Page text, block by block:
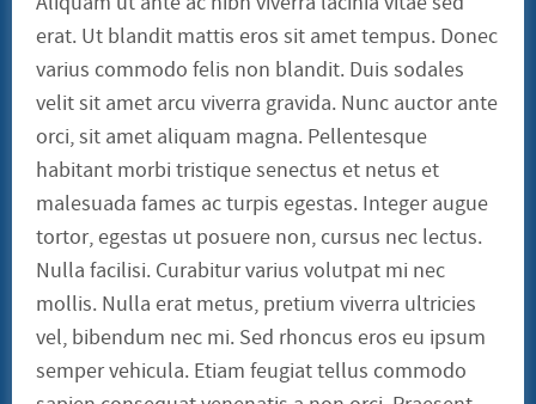
SENTENZE
CONSUMATORI
GALLERIA NICOLA DANIORE
ARTISTI
TRADIZIONI GASTRONOMICHE
CONVENZIONI
STAMPE LITOGRAFIE E SERIGRAFIE
ARCHITETTI
TERMOIDRAULICA
FINANZIAMENTI
CONVEGNO 22 LUGLIO 2011
CONTATTI
erat. Ut blandit mattis eros sit amet tempus. Donec
varius commodo felis non blandit. Duis sodales
velit sit amet arcu viverra gravida. Nunc auctor ante
orci, sit amet aliquam magna. Pellentesque
habitant morbi tristique senectus et netus et
malesuada fames ac turpis egestas. Integer augue
tortor, egestas ut posuere non, cursus nec lectus.
Nulla facilisi. Curabitur varius volutpat mi nec
mollis. Nulla erat metus, pretium viverra ultricies
vel, bibendum nec mi. Sed rhoncus eros eu ipsum
semper vehicula. Etiam feugiat tellus commodo